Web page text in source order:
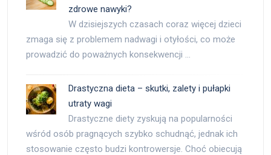
zdrowe nawyki?
W dzisiejszych czasach coraz więcej dzieci
zmaga się z problemem nadwagi i otyłości, co może
prowadzić do poważnych konsekwencji …
Drastyczna dieta – skutki, zalety i pułapki
utraty wagi
Drastyczne diety zyskują na popularności
wśród osób pragnących szybko schudnąć, jednak ich
stosowanie często budzi kontrowersje. Choć obiecują